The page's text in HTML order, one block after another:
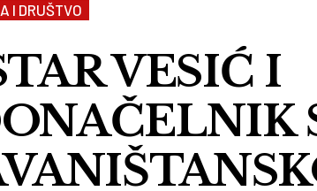
I DRUŠTVO
VESIĆ I